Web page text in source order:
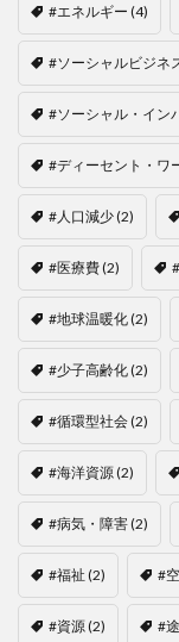
#エネルギー (4)
#ソーシャルビジネ
#ソーシャル・イン
#ディーセント・ワ
#人口減少(2)
#医療費(2)
#地球温暖化(2)
#少子高齢化(2)
#循環型社会(2)
#海洋資源(2)
#病気・障害(2)
#福祉 (2) #
#資源(2) #